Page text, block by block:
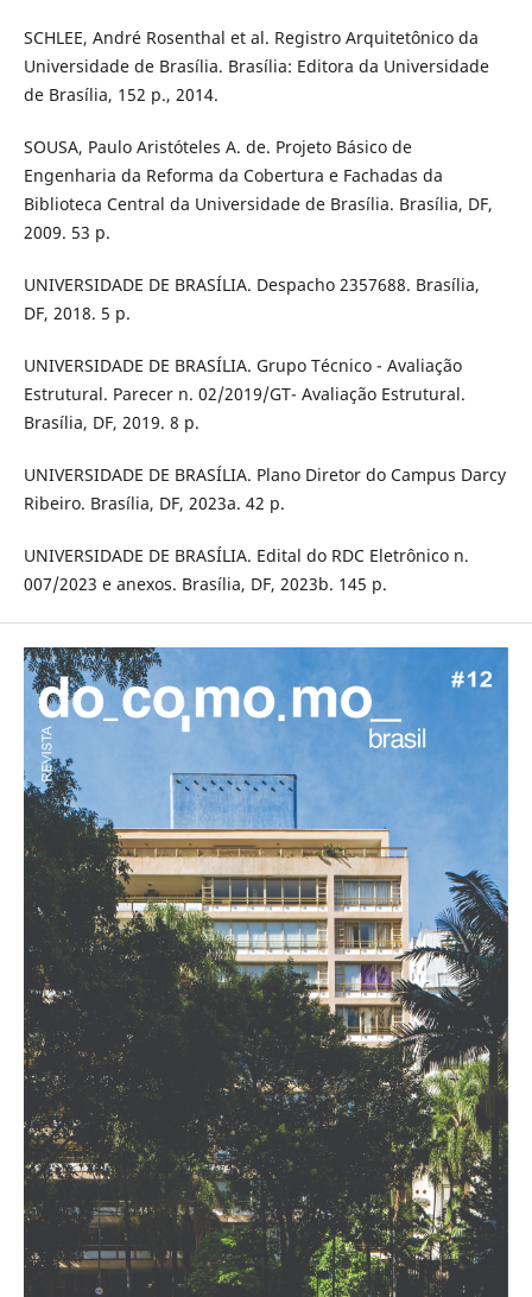
SCHLEE, André Rosenthal et al. Registro Arquitetônico da
Universidade de Brasília. Brasília: Editora da Universidade
de Brasília, 152 p., 2014.
SOUSA, Paulo Aristóteles A. de. Projeto Básico de
Engenharia da Reforma da Cobertura e Fachadas da
Biblioteca Central da Universidade de Brasília. Brasília, DF,
2009. 53 p.
UNIVERSIDADE DE BRASÍLIA. Despacho 2357688. Brasília,
DF, 2018. 5 p.
UNIVERSIDADE DE BRASÍLIA. Grupo Técnico - Avaliação
Estrutural. Parecer n. 02/2019/GT- Avaliação Estrutural.
Brasília, DF, 2019. 8 p.
UNIVERSIDADE DE BRASÍLIA. Plano Diretor do Campus Darcy
Ribeiro. Brasília, DF, 2023a. 42 p.
UNIVERSIDADE DE BRASÍLIA. Edital do RDC Eletrônico n.
007/2023 e anexos. Brasília, DF, 2023b. 145 p.